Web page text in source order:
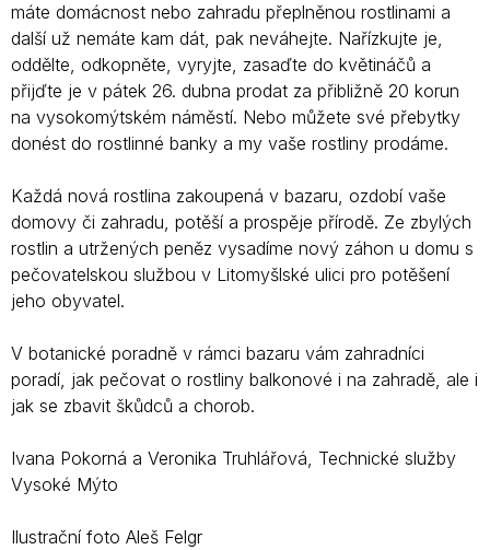
máte domácnost nebo zahradu přeplněnou rostlinami a
další už nemáte kam dát, pak neváhejte. Nařízkujte je,
oddělte, odkopněte, vyryjte, zasaďte do květináčů a
přijďte je v pátek 26. dubna prodat za přibližně 20 korun
na vysokomýtském náměstí. Nebo můžete své přebytky
donést do rostlinné banky a my vaše rostliny prodáme.
Každá nová rostlina zakoupená v bazaru, ozdobí vaše
domovy či zahradu, potěší a prospěje přírodě. Ze zbylých
rostlin a utržených peněz vysadíme nový záhon u domu s
pečovatelskou službou v Litomyšlské ulici pro potěšení
jeho obyvatel.
V botanické poradně v rámci bazaru vám zahradníci
poradí, jak pečovat o rostliny balkonové i na zahradě, ale i
jak se zbavit škůdců a chorob.
Ivana Pokorná a Veronika Truhlářová, Technické služby
Vysoké Mýto
Ilustrační foto Aleš Felgr